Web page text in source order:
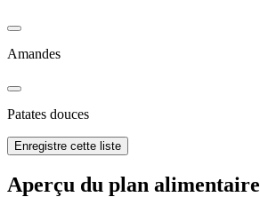
Amandes
Patates douces
Enregistre cette liste
Aperçu du plan alimentaire